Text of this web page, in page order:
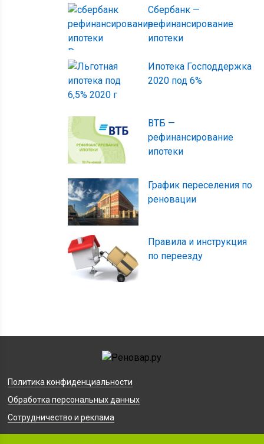
Сбербанк —
рефинансирование
ипотеки
Ипотека Господдержка
2020 под 6%
ВТБ —
рефинансирование
ипотеки
График переселения по
реновации
Правила и инструкция
по переезду
Политика конфиденциальности
Обработка персональных данных
Сотрудничество и реклама